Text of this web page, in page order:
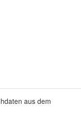
aus dem